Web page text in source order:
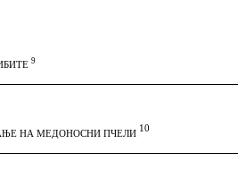
9
НА МЕДОНОСНИ ПЧЕЛИ
10